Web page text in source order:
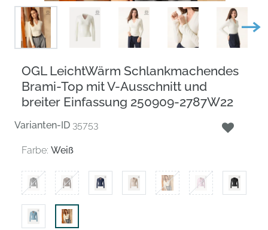
OGL LeichtWärm Schlankmachendes
Brami-Top mit V-Ausschnitt und
breiter Einfassung 250909-2787W22
Varianten-ID 35753
Farbe: Weiß